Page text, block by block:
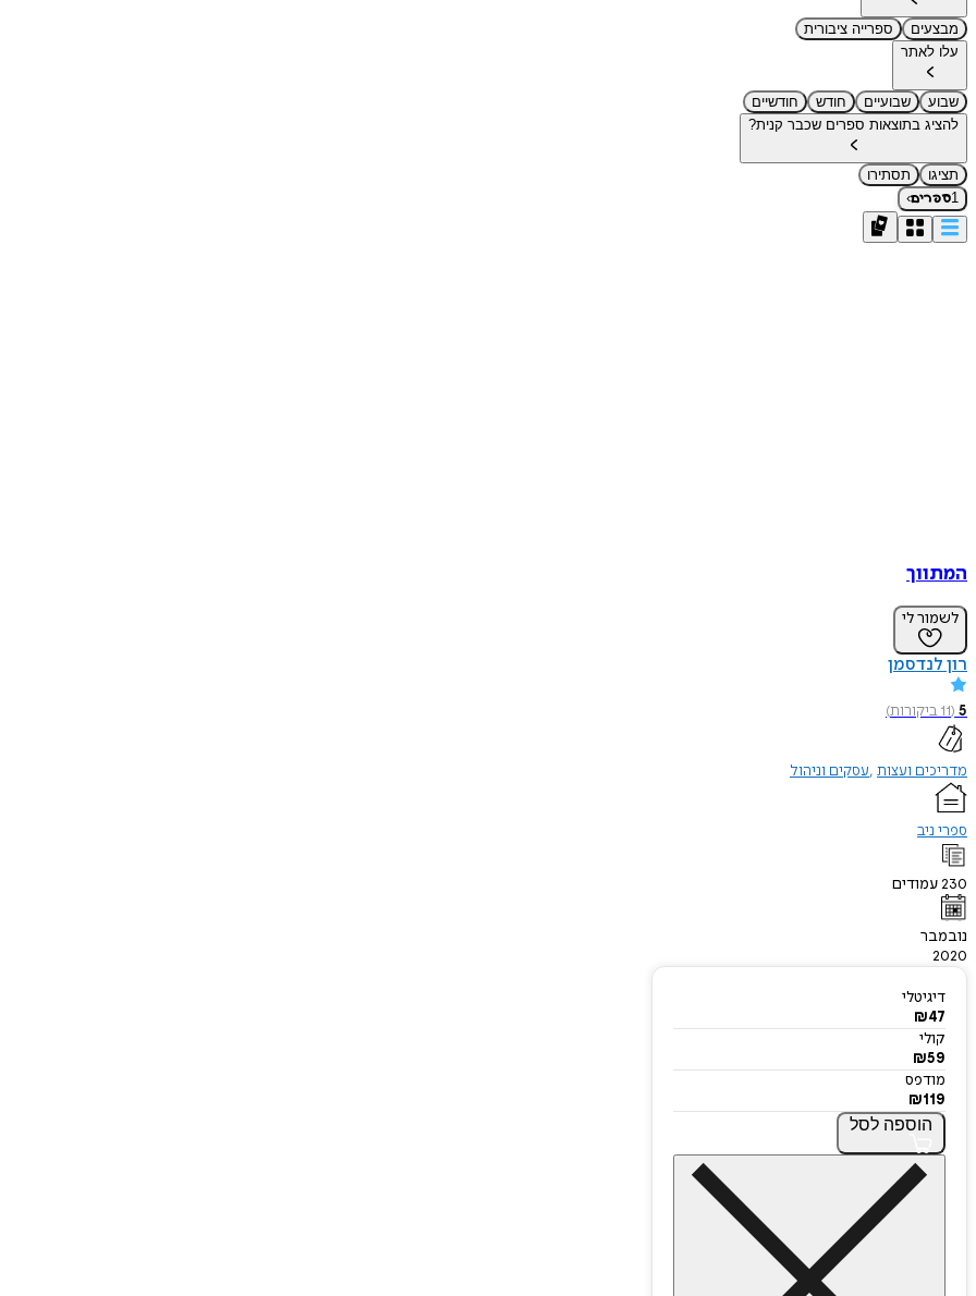
מבצעים
ספרייה ציבורית
עלו לאתר
שבוע שבועיים חודש
חודשיים
להציג בתוצאות ספרים שכבר קנית?
תציגו
תסתירו
1ספרים›
המתווך
לשמור לי
רון לנדסמן
5
(
11ביקורות)
מדריכים ועצות עסקים וניהול
ספרי ניב
230עמודים
נובמבר
2020
דיגיטלי
₪47
קולי
₪59
מודפס
₪119
הוספה לסל